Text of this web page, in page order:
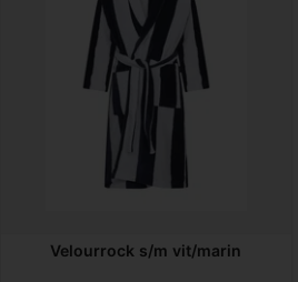
Velourrock s/m vit/marin